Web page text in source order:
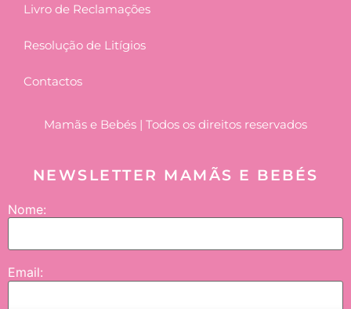
Livro de Reclamações
Resolução de Litígios
Contactos
Mamãs e Bebés | Todos os direitos reservados
NEWSLETTER MAMÃS E BEBÉS
Nome:
Email: